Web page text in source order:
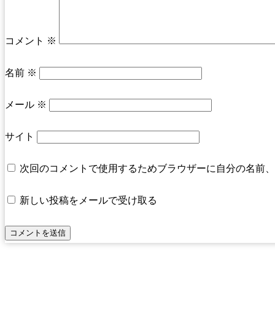
コメント ※
名前 ※
メール ※
サイト
次回のコメントで使用するためブラウザーに自分の名前
新しい投稿をメールで受け取る